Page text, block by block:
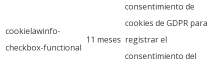
cookielawinfo-
checkbox-functional
11 meses
consentimiento de
cookies de GDPR para
registrar el
consentimiento del